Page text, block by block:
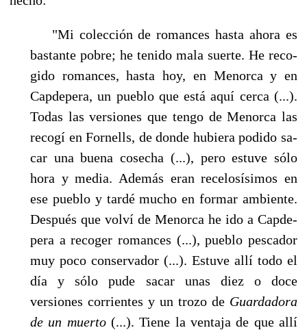
"Mi colección de romances hasta ahora es
bastante pobre; he tenido mala suerte. He reco­
gido romances, hasta hoy, en Menorca y en
Capdepera, un pueblo que está aquí cerca (...).
Todas las versiones que tengo de Menorca las
recogí en Fornells, de donde hubiera podido sa­
car una buena cosecha (...), pero estuve sólo
hora y media. Además eran recelosísimos en
ese pueblo y tardé mucho en formar ambiente.
Después que volví de Menorca he ido a Capde­
pera a recoger romances (...), pueblo pescador
muy poco conservador (...). Estuve allí todo el
día y sólo pude sacar unas diez o doce
versiones corrientes y un trozo de Guardadora
de un muerto (...). Tiene la ventaja de que allí